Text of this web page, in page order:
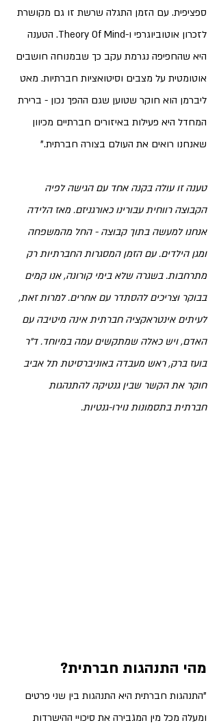
ספציפית. עם הזמן התגלה שרשת זו גם מקושרת
לזכרון אוטוביוגרפי ו-Theory Of Mind. הטענה
היא שהחפיפה נגרמת עקב כך שבמנוחה חושבים
אוטומטית על מצבים וסיטואציות חברתיות. מאט
ליברמן הוא חוקר שטוען שגם ההפך נכון - ברירת
המחדל היא פעילות באיזורים חברתיים מכיוון
שאנחנו רואים את העולם בצורה חברתית."
טענה זו עולה בקנה אחד עם הגישה לפיה
הקבוצה רווחית עבורינו כאורגניזם. מאז הלידה
אנחנו למעשה בתוך קבוצה - החל מהמשפחה
ומגן הילדים. עם הזמן המסגרות החברתיות רק
מתרחבות. בשגרה שלא בימי קורונה, אנו קמים
בבוקר וצריכים להסתדר עם אחרים. למרות זאת,
לעיתים אינטראקציה חברתית אינה מיטיבה עם
האדם, ויש כאלה שמתקשים עמה במיוחד. ד"ר
בועז ברק, ראש מעבדה באוניברסיטת תל אביב
חוקר את הקשר שבין גנטיקה להתנהגות
חברתית בתסמונות נוירו-גנטיות.
מהי התנהגות חברתית?
"התנהגות חברתית היא התנהגות בין שני פרטים
ומעלה מכל מין המגבירה את סיכויי ההישרדות